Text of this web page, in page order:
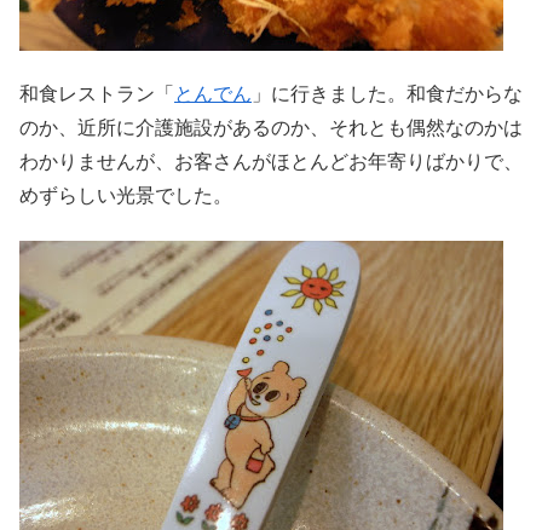
和食レストラン「 とんでん 」に行きました。和食だからな
のか、近所に介護施設があるのか、それとも偶然なのかは
わかりませんが、お客さんがほとんどお年寄りばかりで、
めずらしい光景でした。